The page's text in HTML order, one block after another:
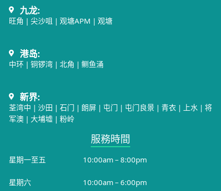
九龙:
旺角 | 尖沙咀 | 观塘APM | 观塘
港岛:
中环| 铜锣湾| 北角 | 鲗鱼涌
新界:
荃湾中 | 沙田 | 石门 | 朗屏| 屯门 | 屯门良景 | 青衣 | 上水 | 将
军澳| 大埔墟 | 粉岭
服務時間​
星期一至五 10:00am – 8:00pm
星期六 10:00am – 6:00pm